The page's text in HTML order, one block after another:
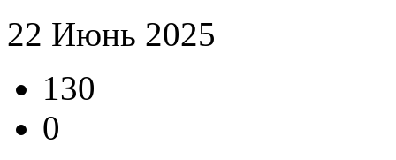
22 Июнь 2025
130
0